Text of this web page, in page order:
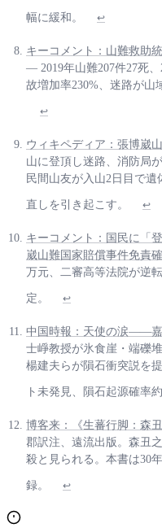
幅に緩和。 ↩
キーコメント：山難救助
— 2019年山難207件27死
故増加率230%、迷路が山
↩
ウィキペディア：張博崴
山に登頂し迷路、消防局
民間山友が入山2日目で
直しを引き起こす。 ↩
キーコメント：国民に「
崴山難国家賠償事件免責
万元、二審高等法院が逆
定。 ↩
中国時報：天使の涙——嘉
士崢教授が氷食崖・端礫
楊建夫らが隕石衝突説を
ト未発見、隕石起源確率
博客来：《生蕃行脚：森
郡訳注、遠流出版。森丑
殺と見られる。本書は30
録。 ↩